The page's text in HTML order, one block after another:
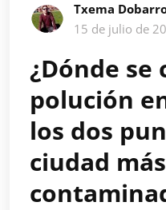
Txema
15 de julio de
¿Dónde
polución
los dos
ciudad más